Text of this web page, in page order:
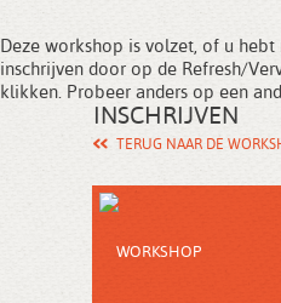
Deze workshop is volzet, of u
inschrijven door op de Refresh/
klikken. Probeer anders op een
INSCHRIJVEN
TERUG NAAR DE
WORKSHOP